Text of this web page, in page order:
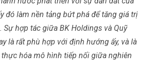
đó làm nền tảng bứt phá để tăng giá trị
Sự hợp tác giữa BK Holdings và Quỹ
là rất phù hợp với định hướng ấy, và là
hóa mô hình tiếp nối giữa nghiên